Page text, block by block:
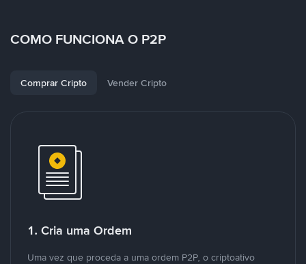
COMO FUNCIONA O P2P
Comprar Cripto Vender Cripto
1. Cria uma Ordem
Uma vez que proceda a uma ordem P2P, o criptoativo